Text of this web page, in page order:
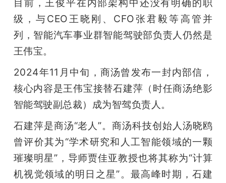
题
爱
级，与CEO王晓刚、CFO张君毅等高管并
列，智能汽车事业群智能驾驶部负责人仍然是
王伟宝。
2024年11月中旬，商汤曾发布一封内部信，
核心内容是王伟宝接替石建萍（时任商汤绝影
智能驾驶副总裁）成为智驾负责人。
石建萍是商汤“老人”。商汤科技创始人汤晓鸥
曾评价其为“学术研究和人工智能领域的一颗
璀璨明星”，导师贾佳亚教授也将其称为“计算
机视觉领域的明日之星”。最高峰时期，石建